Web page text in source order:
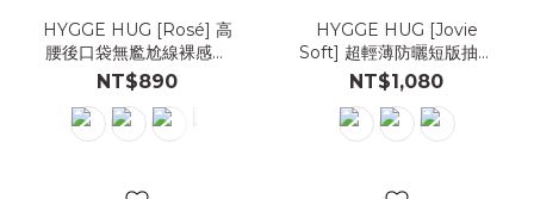
HYGGE HUG [Rosé] 高
腰後口袋無尷尬線裸感九
分瑜珈褲Leggings
NT$890
HYGGE HUG [Jovie
Soft] 超輕薄防曬短版抽繩
運動休閒外套ＵＰＦ5 0 +
NT$1,080